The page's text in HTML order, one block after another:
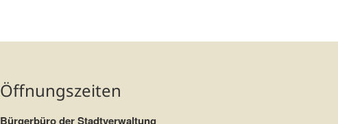
Öffnungszeiten
Bürgerbüro der Stadtverwaltung